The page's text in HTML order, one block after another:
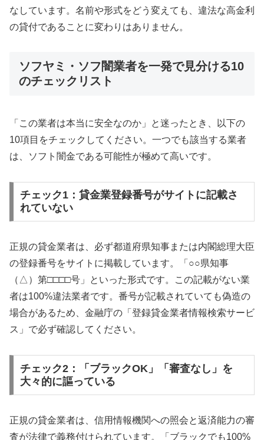
なしています。名前や形式をどう変えても、違法な高金利
の貸付であることに変わりはありません。
ソフヤミ・ソフ闇業者を一発で見分ける10
のチェックリスト
「この業者は本当に安全なのか」と迷ったとき、以下の
10項目をチェックしてください。一つでも該当する業者
は、ソフト闇金である可能性が極めて高いです。
チェック1：貸金業登録番号がサイトに記載さ
れていない
正規の貸金業者は、必ず都道府県知事または内閣総理大臣
の登録番号をサイトに掲載しています。「○○県知事
（△）第□□□□号」といった形式です。この記載がない業
者は100%違法業者です。番号が記載されていても偽造の
場合があるため、金融庁の「登録貸金業者情報検索サービ
ス」で必ず確認してください。
チェック2：「ブラックOK」「審査なし」を
大々的に謳っている
正規の貸金業者は、信用情報機関への照会と返済能力の審
査が法律で義務付けられています。「ブラックでも100%